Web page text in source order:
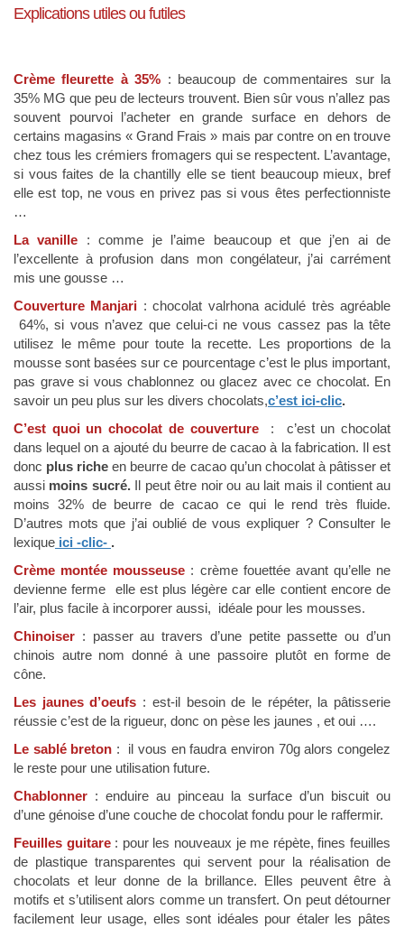
Explications utiles ou futiles
Crème fleurette à 35% : beaucoup de commentaires sur la
35% MG que peu de lecteurs trouvent. Bien sûr vous n’allez pas
souvent pourvoi l’acheter en grande surface en dehors de
certains magasins « Grand Frais » mais par contre on en trouve
chez tous les crémiers fromagers qui se respectent. L’avantage,
si vous faites de la chantilly elle se tient beaucoup mieux, bref
elle est top, ne vous en privez pas si vous êtes perfectionniste
…
La vanille : comme je l’aime beaucoup et que j’en ai de
l’excellente à profusion dans mon congélateur, j’ai carrément
mis une gousse …
Couverture Manjari : chocolat valrhona acidulé très agréable
64%, si vous n’avez que celui-ci ne vous cassez pas la tête
utilisez le même pour toute la recette. Les proportions de la
mousse sont basées sur ce pourcentage c’est le plus important,
pas grave si vous chablonnez ou glacez avec ce chocolat. En
savoir un peu plus sur les divers chocolats,c’est ici-clic.
C’est quoi un chocolat de couverture: c’est un chocolat
dans lequel on a ajouté du beurre de cacao à la fabrication. Il est
donc plus riche en beurre de cacao qu’un chocolat à pâtisser et
aussi moins sucré. Il peut être noir ou au lait mais il contient au
moins 32% de beurre de cacao ce qui le rend très fluide.
D’autres mots que j’ai oublié de vous expliquer ? Consulter le
lexique ici -clic- .
Crème montée mousseuse : crème fouettée avant qu’elle ne
devienne ferme elle est plus légère car elle contient encore de
l’air, plus facile à incorporer aussi, idéale pour les mousses.
Chinoiser : passer au travers d’une petite passette ou d’un
chinois autre nom donné à une passoire plutôt en forme de
cône.
Les jaunes d’oeufs : est-il besoin de le répéter, la pâtisserie
réussie c’est de la rigueur, donc on pèse les jaunes , et oui ….
Le sablé breton : il vous en faudra environ 70g alors congelez
le reste pour une utilisation future.
Chablonner : enduire au pinceau la surface d’un biscuit ou
d’une génoise d’une couche de chocolat fondu pour le raffermir.
Feuilles guitare: pour les nouveaux je me répète, fines feuilles
de plastique transparentes qui servent pour la réalisation de
chocolats et leur donne de la brillance. Elles peuvent être à
motifs et s’utilisent alors comme un transfert. On peut détourner
facilement leur usage, elles sont idéales pour étaler les pâtes